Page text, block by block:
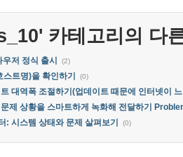
' 카테고리의 다
저 정식 출시 (2)
트명)을 확인하기 (0)
대역폭 조절하기(업데이트 때문에 인터넷이
제 상황을 스마트하게 녹화해 전달하기
: 시스템 상태와 문제 살펴보기
(0)